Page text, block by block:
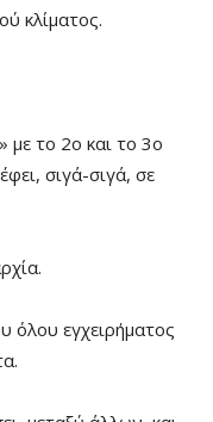
κλίματος.
με το 2ο και το 3ο
σιγά-σιγά, σε
όλου εγχειρήματος